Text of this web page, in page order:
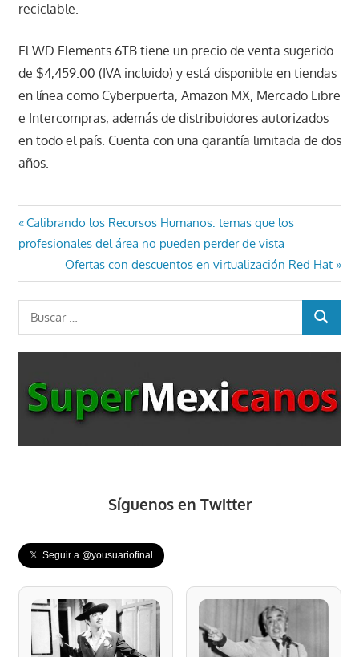
reciclable.
El WD Elements 6TB tiene un precio de venta sugerido
de $4,459.00 (IVA incluido) y está disponible en tiendas
en línea como Cyberpuerta, Amazon MX, Mercado Libre
e Intercompras, además de distribuidores autorizados
en todo el país. Cuenta con una garantía limitada de dos
años.
Navegación
de
entradas
Entrada
anterior:
Calibrando los Recursos Humanos: temas que los
profesionales del área no pueden perder de vista
Entrada
siguiente:
Ofertas con descuentos en virtualización Red Hat
BUSCAR
Síguenos en Twitter
𝕏 Seguir a @yousuariofinal